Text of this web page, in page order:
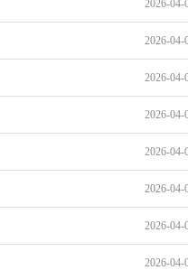
2026-04-
2026-04-
2026-04-
2026-04-
2026-04-
2026-04-
2026-04-
2026-04-